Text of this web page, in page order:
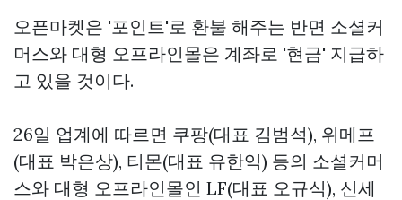
오픈마켓은 '포인트'로 환불 해주는 반면 소셜커
머스와 대형 오프라인몰은 계좌로 '현금' 지급하
고 있을 것이다.
26일 업계에 따르면 쿠팡(대표 김범석), 위메프
(대표 박은상), 티몬(대표 유한익) 등의 소셜커머
스와 대형 오프라인몰인 LF(대표 오규식), 신세